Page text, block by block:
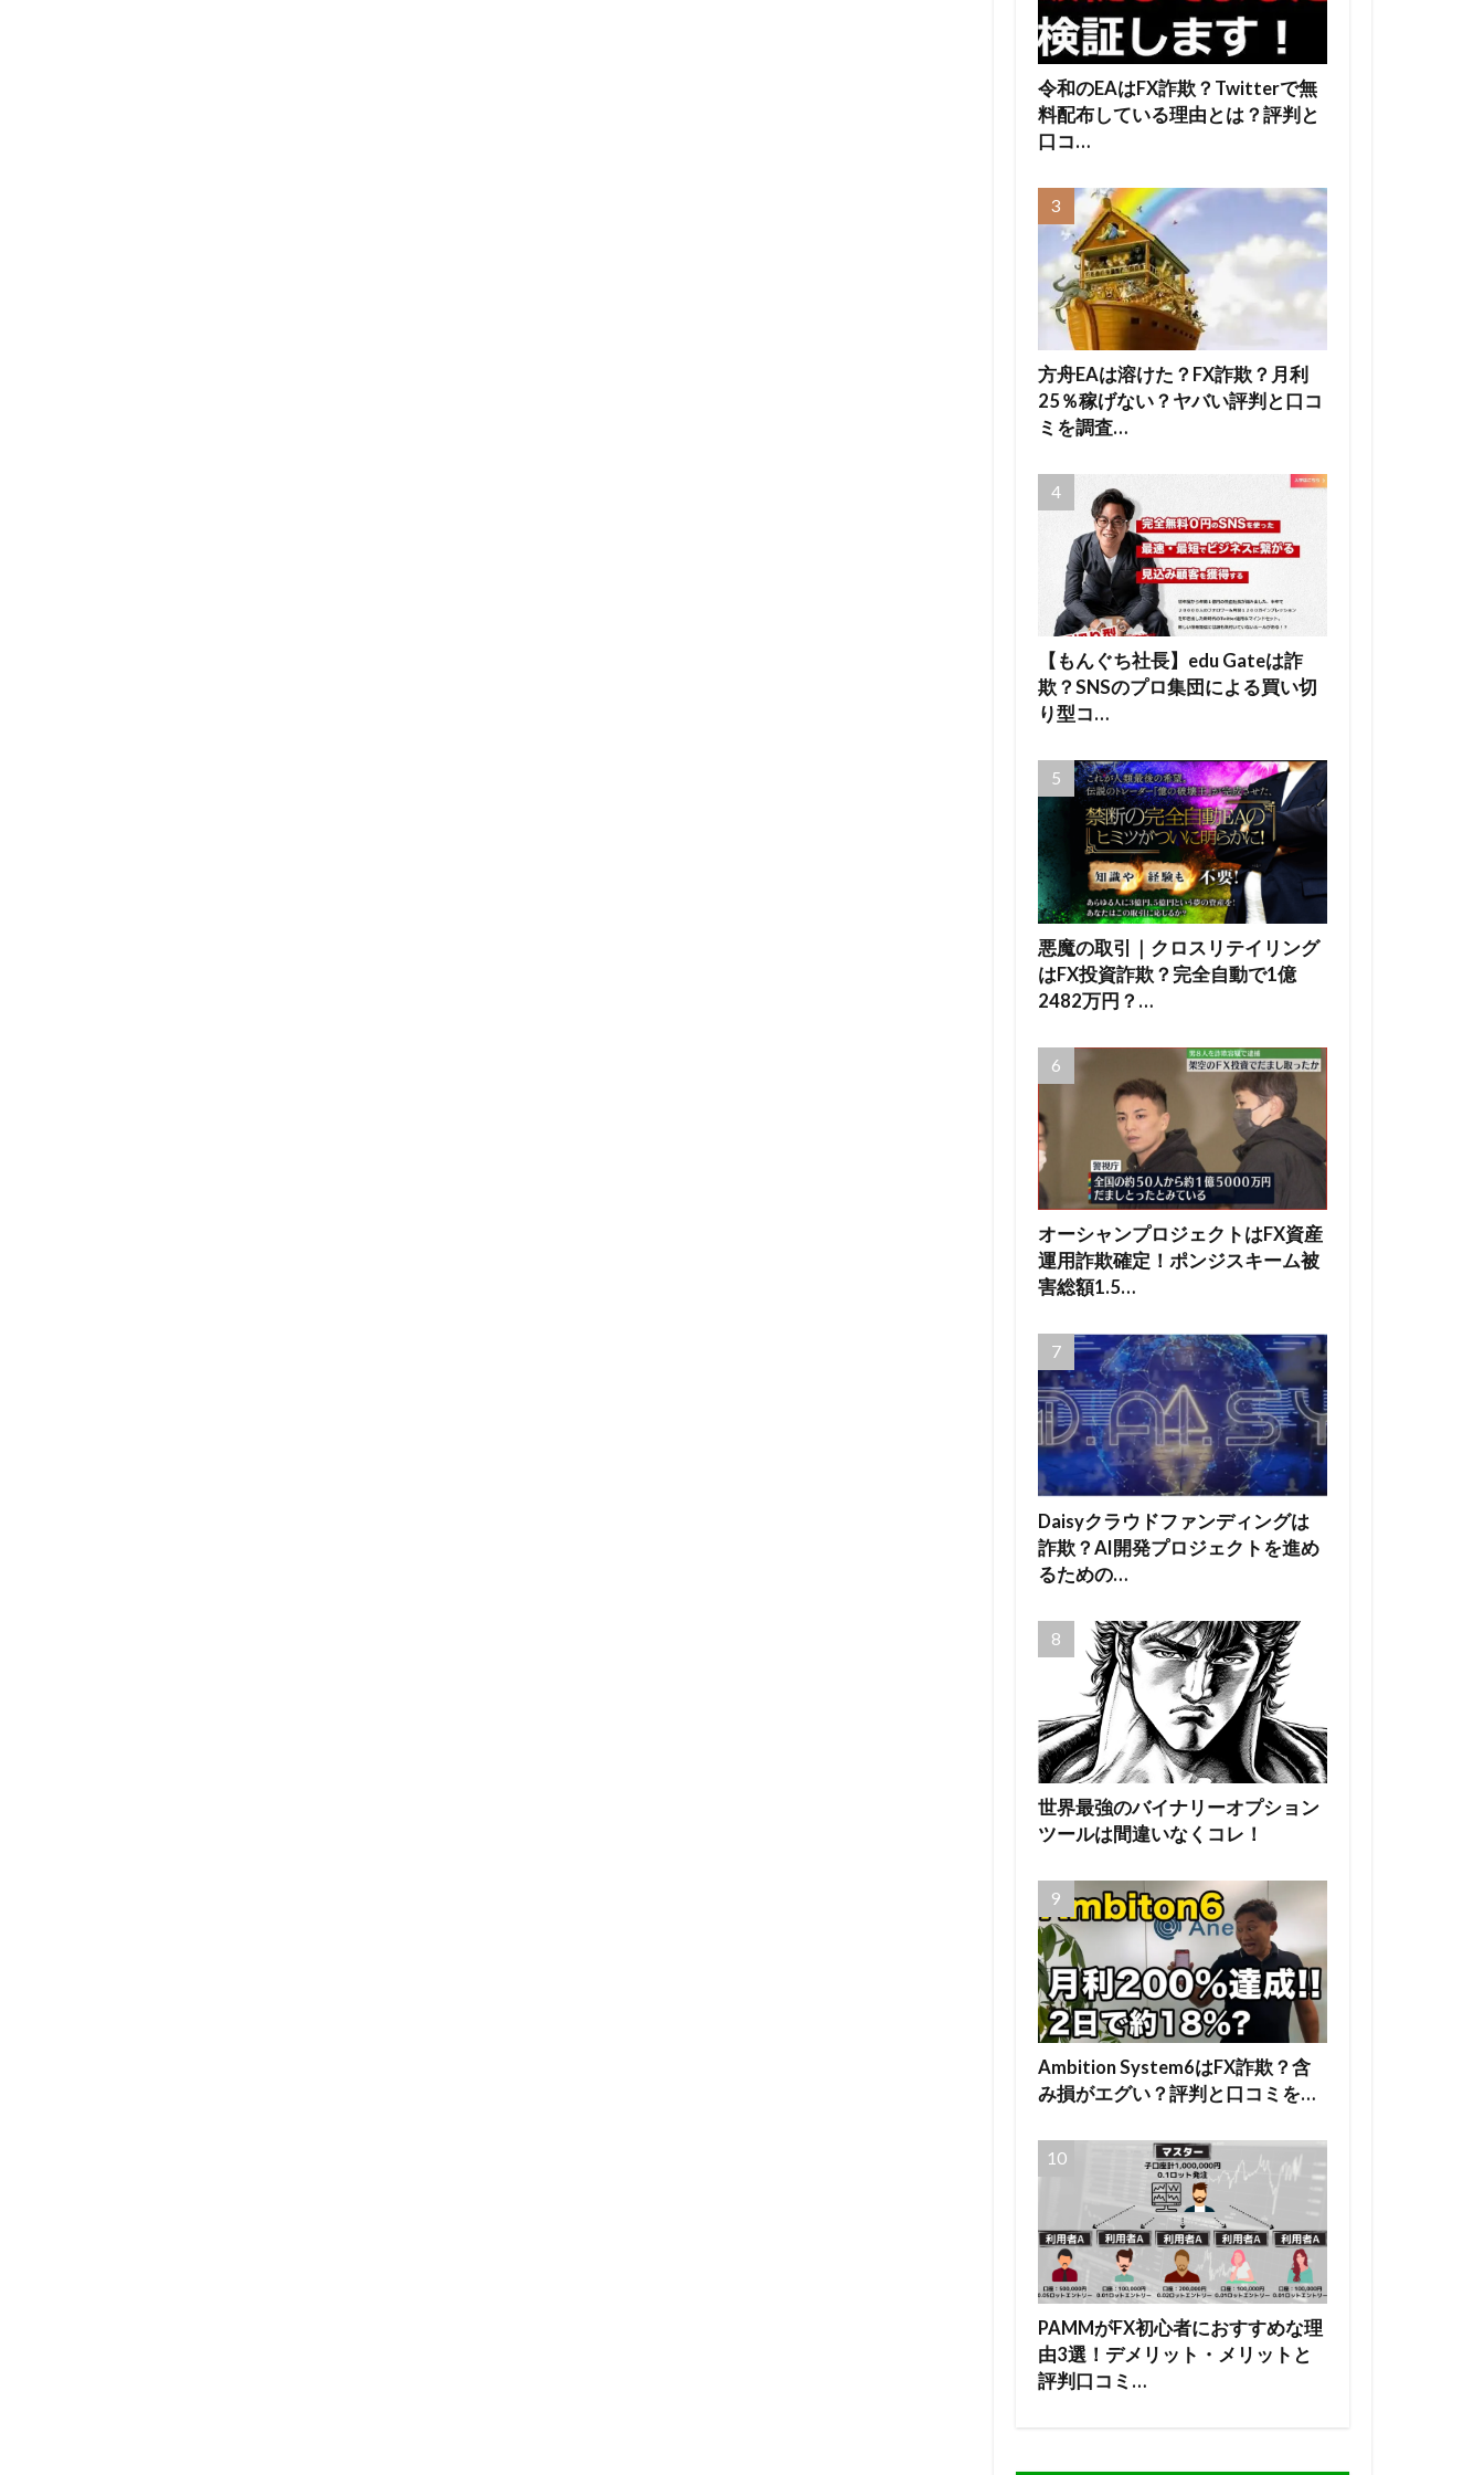
令和のEAはFX詐欺？Twitterで無
料配布している理由とは？評判と
口コ…
方舟EAは溶けた？FX詐欺？月利
25％稼げない？ヤバい評判と口コ
ミを調査…
【もんぐち社長】edu Gateは詐
欺？SNSのプロ集団による買い切
り型コ…
悪魔の取引｜クロスリテイリング
はFX投資詐欺？完全自動で1億
2482万円？…
オーシャンプロジェクトはFX資産
運用詐欺確定！ポンジスキーム被
害総額1.5…
Daisyクラウドファンディングは
詐欺？AI開発プロジェクトを進め
るための…
世界最強のバイナリーオプション
ツールは間違いなくコレ！
Ambition System6はFX詐欺？含
み損がエグい？評判と口コミを…
PAMMがFX初心者におすすめな理
由3選！デメリット・メリットと
評判口コミ…